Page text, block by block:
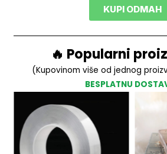
KUPI ODMAH
🔥 Popularni
(Kupovinom više od jednog
BESPLATNU